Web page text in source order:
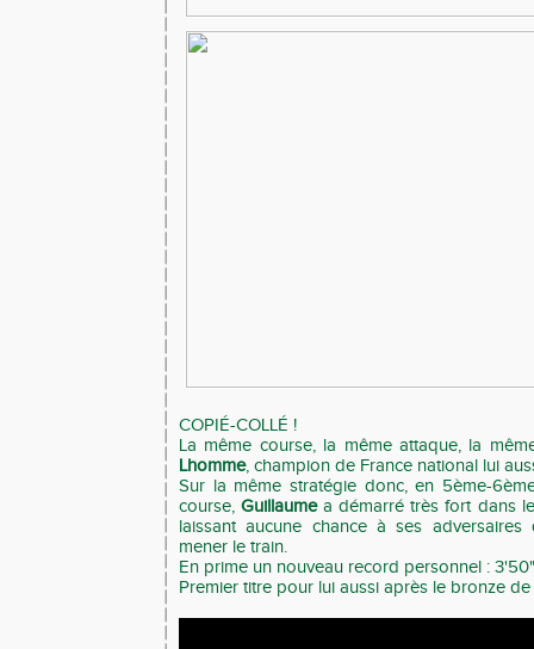
COPIÉ-COLLÉ !
La même course, la même attaque, la
Lhomme, champion de France national lui
Sur la même stratégie donc, en 5ème-
course,Guillaumea démarré très fort dans
laissant aucune chance à ses
mener le train.
En prime un nouveau record personnel :
Premier titre pour lui aussi après le bronze